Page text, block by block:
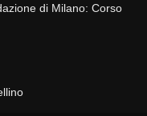
di Milano: Corso